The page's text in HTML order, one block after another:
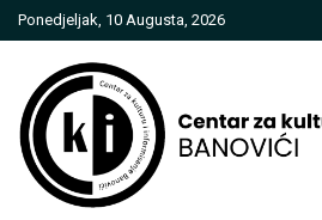
Skip
to
Ponedjeljak, 10 Augusta, 2026